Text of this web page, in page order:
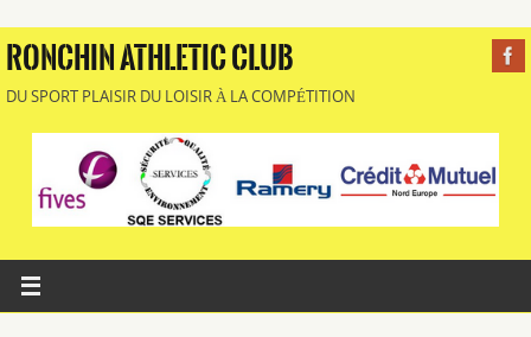
RONCHIN ATHLETIC CLUB
DU SPORT PLAISIR DU LOISIR À LA COMPÉTITION